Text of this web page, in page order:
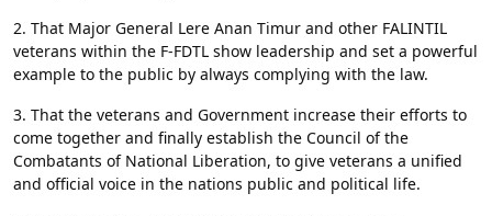
2. That Major General Lere Anan Timur and other FALINTIL
veterans within the F-FDTL show leadership and set a powerful
example to the public by always complying with the law.
3. That the veterans and Government increase their efforts to
come together and finally establish the Council of the
Combatants of National Liberation, to give veterans a unified
and official voice in the nations public and political life.